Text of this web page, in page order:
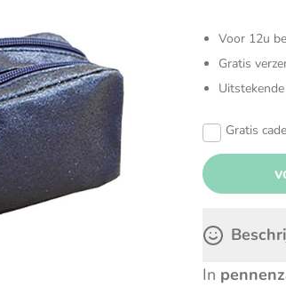
Voor 12u
Gratis
Gratis
In